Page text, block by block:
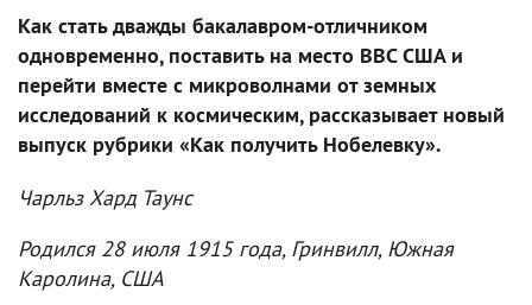
Как стать дважды бакалавром-отличником
одновременно, поставить на место ВВС США и
перейти вместе с микроволнами от земных
исследований к космическим, рассказывает новый
выпуск рубрики «Как получить Нобелевку».
Чарльз Хард Таунс
Родился 28 июля 1915 года, Гринвилл, Южная
Каролина, США